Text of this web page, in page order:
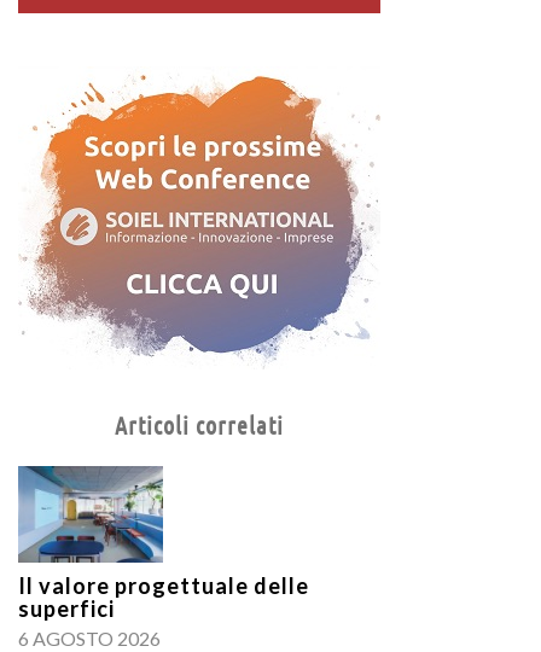
Articoli correlati
Il valore progettuale delle
superfici
6 AGOSTO 2026